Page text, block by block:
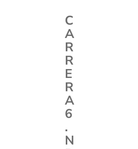
C
A
R
R
E
R
A
6
.
N